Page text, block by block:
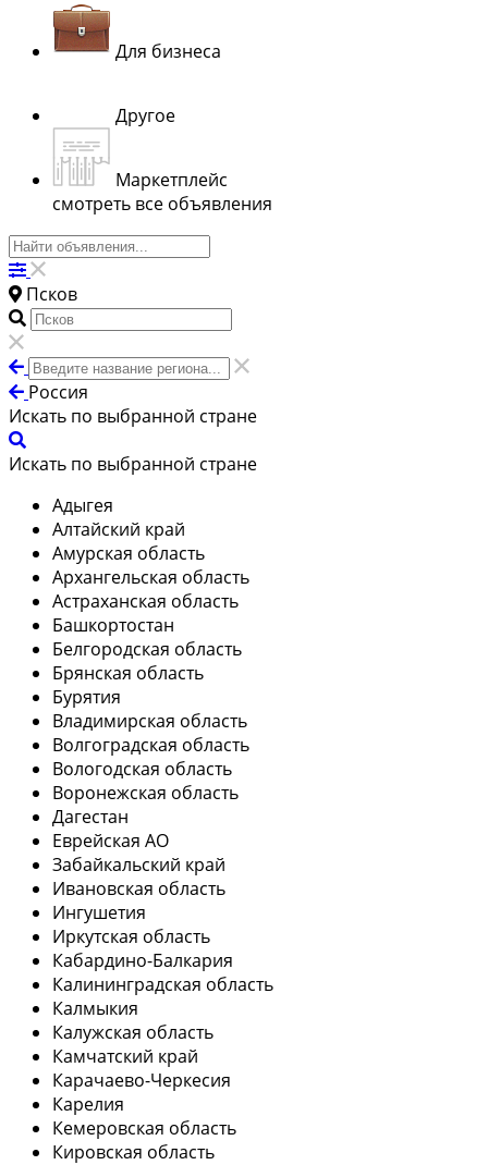
Для бизнеса
Другое
Маркетплейс
смотреть все объявления
Псков
Россия
Искать по выбранной стране
Искать по выбранной стране
Адыгея
Алтайский край
Амурская область
Архангельская область
Астраханская область
Башкортостан
Белгородская область
Брянская область
Бурятия
Владимирская область
Волгоградская область
Вологодская область
Воронежская область
Дагестан
Еврейская АО
Забайкальский край
Ивановская область
Ингушетия
Иркутская область
Кабардино-Балкария
Калининградская область
Калмыкия
Калужская область
Камчатский край
Карачаево-Черкесия
Карелия
Кемеровская область
Кировская область